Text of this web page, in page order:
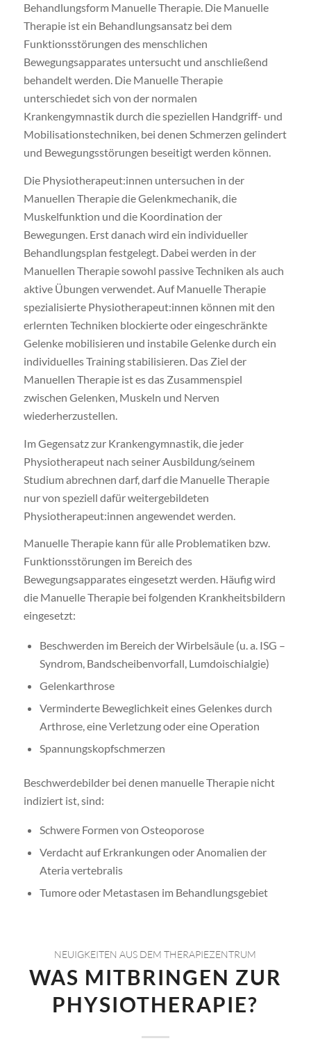
Behandlungsform Manuelle Therapie. Die Manuelle
Therapie ist ein Behandlungsansatz bei dem
Funktionsstörungen des menschlichen
Bewegungsapparates untersucht und anschließend
behandelt werden. Die Manuelle Therapie
unterschiedet sich von der normalen
Krankengymnastik durch die speziellen Handgriff- und
Mobilisationstechniken, bei denen Schmerzen gelindert
und Bewegungsstörungen beseitigt werden können.
Die Physiotherapeut:innen untersuchen in der
Manuellen Therapie die Gelenkmechanik, die
Muskelfunktion und die Koordination der
Bewegungen. Erst danach wird ein individueller
Behandlungsplan festgelegt. Dabei werden in der
Manuellen Therapie sowohl passive Techniken als auch
aktive Übungen verwendet. Auf Manuelle Therapie
spezialisierte Physiotherapeut:innen können mit den
erlernten Techniken blockierte oder eingeschränkte
Gelenke mobilisieren und instabile Gelenke durch ein
individuelles Training stabilisieren. Das Ziel der
Manuellen Therapie ist es das Zusammenspiel
zwischen Gelenken, Muskeln und Nerven
wiederherzustellen.
Im Gegensatz zur Krankengymnastik, die jeder
Physiotherapeut nach seiner Ausbildung/seinem
Studium abrechnen darf, darf die Manuelle Therapie
nur von speziell dafür weitergebildeten
Physiotherapeut:innen angewendet werden.
Manuelle Therapie kann für alle Problematiken bzw.
Funktionsstörungen im Bereich des
Bewegungsapparates eingesetzt werden. Häufig wird
die Manuelle Therapie bei folgenden Krankheitsbildern
eingesetzt:
Beschwerden im Bereich der Wirbelsäule (u. a. ISG –
Syndrom, Bandscheibenvorfall, Lumdoischialgie)
Gelenkarthrose
Verminderte Beweglichkeit eines Gelenkes durch
Arthrose, eine Verletzung oder eine Operation
Spannungskopfschmerzen
Beschwerdebilder bei denen manuelle Therapie nicht
indiziert ist, sind:
Schwere Formen von Osteoporose
Verdacht auf Erkrankungen oder Anomalien der
Ateria vertebralis
Tumore oder Metastasen im Behandlungsgebiet
NEUIGKEITEN AUS DEM THERAPIEZENTRUM
WAS MITBRINGEN ZUR
PHYSIOTHERAPIE?